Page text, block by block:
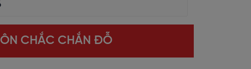
ÔN CHẮC CHẮN ĐỖ